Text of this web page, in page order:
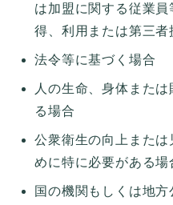
は加盟に関する従業
得、利用または第三者
法令等に基づく場合
人の生命、身体また
る場合
公衆衛生の向上また
めに特に必要がある場
国の機関もしくは地